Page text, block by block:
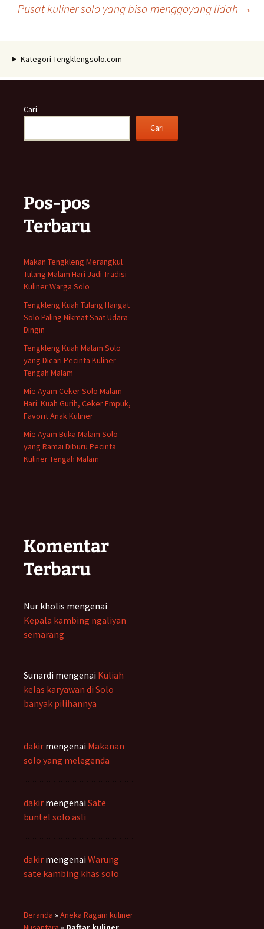
Tulisan
Pusat kuliner solo yang bisa menggoyang lidah →
Kategori Tengklengsolo.com
Cari
Cari
Pos-pos
Terbaru
Makan Tengkleng Merangkul
Tulang Malam Hari Jadi Tradisi
Kuliner Warga Solo
Tengkleng Kuah Tulang Hangat
Solo Paling Nikmat Saat Udara
Dingin
Tengkleng Kuah Malam Solo
yang Dicari Pecinta Kuliner
Tengah Malam
Mie Ayam Ceker Solo Malam
Hari: Kuah Gurih, Ceker Empuk,
Favorit Anak Kuliner
Mie Ayam Buka Malam Solo
yang Ramai Diburu Pecinta
Kuliner Tengah Malam
Komentar
Terbaru
Nur kholis mengenai
Kepala kambing ngaliyan
semarang
Sunardi mengenai Kuliah
kelas karyawan di Solo
banyak pilihannya
dakir mengenai Makanan
solo yang melegenda
dakir mengenai Sate
buntel solo asli
dakir mengenai Warung
sate kambing khas solo
Beranda » Aneka Ragam kuliner